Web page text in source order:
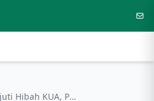
Tindak Lanjuti Hibah KUA, Pengelola BMN Kankemenag Nganjuk Koordinasikan Naskah Perjanjian Hibah